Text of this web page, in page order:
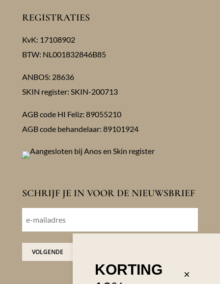
REGISTRATIES
KvK: 17108902
BTW: NL001832846B85
ANBOS: 28636
SKIN register: SKIN-200713
AGB code HI Feliz: 89055210
AGB code behandelaar: 89101924
SCHRIJF JE IN VOOR DE NIEUWSBRIEF
VOLGENDE
×
KORTING